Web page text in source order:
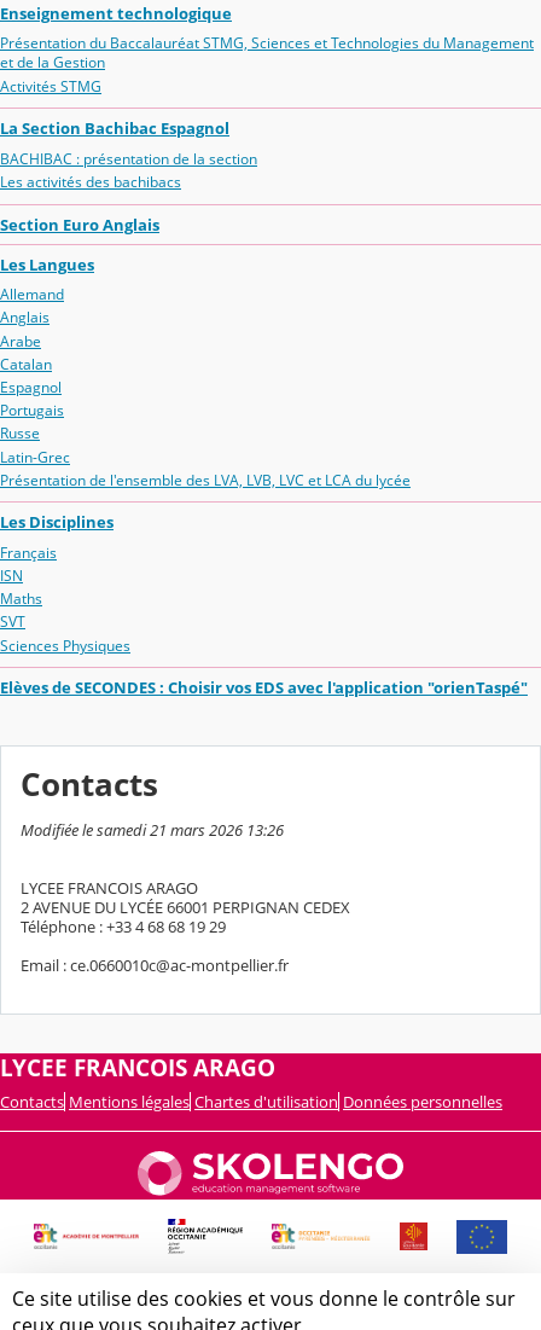
Enseignement technologique
Présentation du Baccalauréat STMG, Sciences et Technologies du Management
et de la Gestion
Activités STMG
La Section Bachibac Espagnol
BACHIBAC : présentation de la section
Les activités des bachibacs
Section Euro Anglais
Les Langues
Allemand
Anglais
Arabe
Catalan
Espagnol
Portugais
Russe
Latin-Grec
Présentation de l'ensemble des LVA, LVB, LVC et LCA du lycée
Les Disciplines
Français
ISN
Maths
SVT
Sciences Physiques
Elèves de SECONDES : Choisir vos EDS avec l'application "orienTaspé"
Contacts
Modifiée le samedi 21 mars 2026 13:26
LYCEE FRANCOIS ARAGO
2 AVENUE DU LYCÉE 66001 PERPIGNAN CEDEX
Téléphone : +33 4 68 68 19 29
Email : ce.0660010c@ac-montpellier.fr
LYCEE FRANCOIS ARAGO
Contacts Mentions légales Chartes d'utilisation Données personnelles
Ce site utilise des cookies et vous donne le contrôle sur